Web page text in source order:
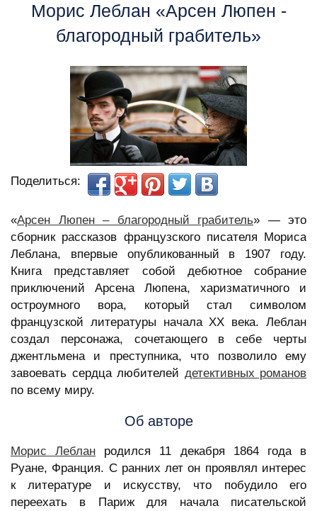
Морис Леблан «Арсен Люпен -
благородный грабитель»
Поделиться:
«Арсен Люпен – благородный грабитель» — это
сборник рассказов французского писателя Мориса
Леблана, впервые опубликованный в 1907 году.
Книга представляет собой дебютное собрание
приключений Арсена Люпена, харизматичного и
остроумного вора, который стал символом
французской литературы начала XX века. Леблан
создал персонажа, сочетающего в себе черты
джентльмена и преступника, что позволило ему
завоевать сердца любителей детективных романов
по всему миру.
Об авторе
Морис Леблан родился 11 декабря 1864 года в
Руане, Франция. С ранних лет он проявлял интерес
к литературе и искусству, что побудило его
переехать в Париж для начала писательской